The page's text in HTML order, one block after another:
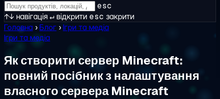
esc
↑↓ навігація↵відкрити esc закрити
Головна ›Блог ›Ігри та медіа
Ігри та медіа
Як створити сервер Minecraft:
повний посібник з налаштування
власного сервера Minecraft